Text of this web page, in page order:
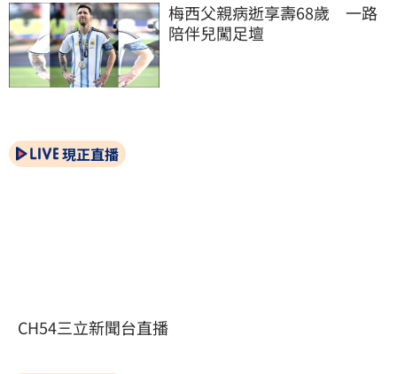
梅西父親病逝享壽68歲　一路
陪伴兒闖足壇
現正直播
CH54三立新聞台直播